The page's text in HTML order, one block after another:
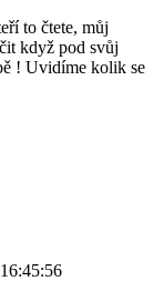
to čtete, můj
když pod svůj
! Uvidíme kolik se